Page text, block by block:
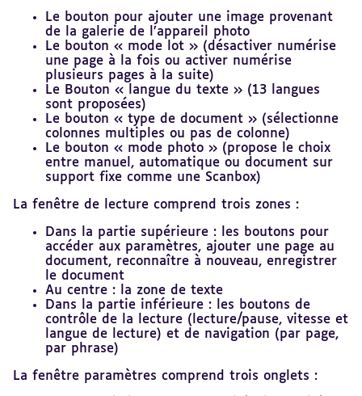
Le bouton pour ajouter une image provenant
de la galerie de l’appareil photo
Le bouton « mode lot » (désactiver numérise
une page à la fois ou activer numérise
plusieurs pages à la suite)
Le Bouton « langue du texte » (13 langues
sont proposées)
Le bouton « type de document » (sélectionne
colonnes multiples ou pas de colonne)
Le bouton « mode photo » (propose le choix
entre manuel, automatique ou document sur
support fixe comme une Scanbox)
La fenêtre de lecture comprend trois zones :
Dans la partie supérieure : les boutons pour
accéder aux paramètres, ajouter une page au
document, reconnaître à nouveau, enregistrer
le document
Au centre : la zone de texte
Dans la partie inférieure : les boutons de
contrôle de la lecture (lecture/pause, vitesse et
langue de lecture) et de navigation (par page,
par phrase)
La fenêtre paramètres comprend trois onglets :